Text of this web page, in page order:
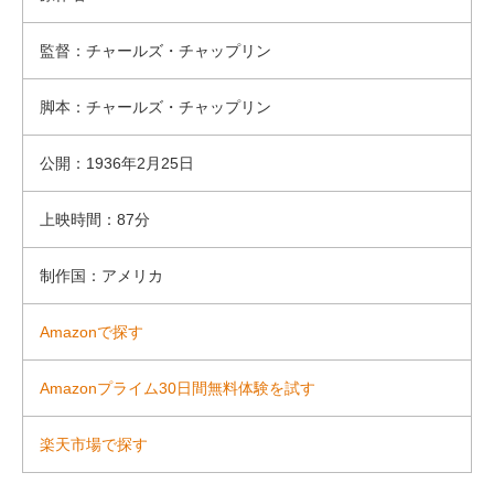
監督：チャールズ・チャップリン
脚本：チャールズ・チャップリン
公開：1936年2月25日
上映時間：87分
制作国：アメリカ
Amazonで探す
Amazonプライム30日間無料体験を試す
楽天市場で探す